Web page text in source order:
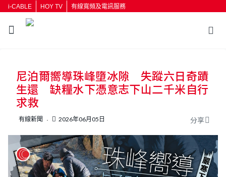
i-CABLE HOY TV 有線寬頻及電訊服務
尼泊爾嚮導珠峰墮冰隙 失蹤六日奇蹟
生還 缺糧水下憑意志下山二千米自行
求救
有線新聞 2026年06月05日 分享